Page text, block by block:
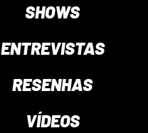
SHOWS
ENTREVISTAS
RESENHAS
VÍDEOS